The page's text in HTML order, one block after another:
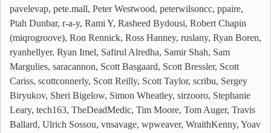
pavelevap, pete.mall, Peter Westwood, peterwilsoncc, ppaire,
Ptah Dunbar, r-a-y, Rami Y, Rasheed Bydousi, Robert Chapin
(miqrogroove), Ron Rennick, Ross Hanney, ruslany, Ryan Boren,
ryanhellyer, Ryan Imel, Safirul Alredha, Samir Shah, Sam
Margulies, saracannon, Scott Basgaard, Scott Bressler, Scott
Cariss, scottconnerly, Scott Reilly, Scott Taylor, scribu, Sergey
Biryukov, Sheri Bigelow, Simon Wheatley, sirzooro, Stephanie
Leary, tech163, TheDeadMedic, Tim Moore, Tom Auger, Travis
Ballard, Ulrich Sossou, vnsavage, wpweaver, WraithKenny, Yoav